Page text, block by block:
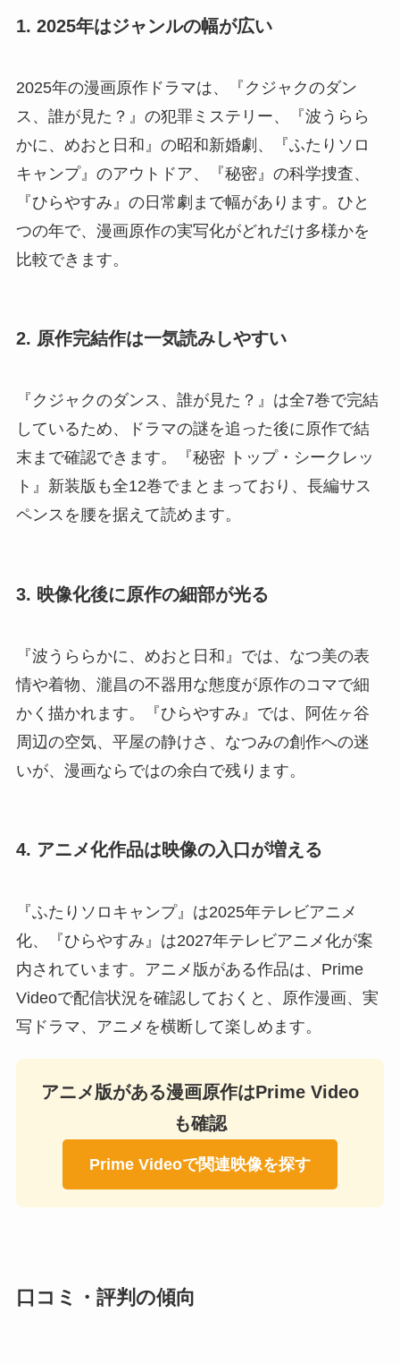
1. 2025年はジャンルの幅が広い
2025年の漫画原作ドラマは、『クジャクのダン
ス、誰が見た？』の犯罪ミステリー、『波うらら
かに、めおと日和』の昭和新婚劇、『ふたりソロ
キャンプ』のアウトドア、『秘密』の科学捜査、
『ひらやすみ』の日常劇まで幅があります。ひと
つの年で、漫画原作の実写化がどれだけ多様かを
比較できます。
2. 原作完結作は一気読みしやすい
『クジャクのダンス、誰が見た？』は全7巻で完結
しているため、ドラマの謎を追った後に原作で結
末まで確認できます。『秘密 トップ・シークレッ
ト』新装版も全12巻でまとまっており、長編サス
ペンスを腰を据えて読めます。
3. 映像化後に原作の細部が光る
『波うららかに、めおと日和』では、なつ美の表
情や着物、瀧昌の不器用な態度が原作のコマで細
かく描かれます。『ひらやすみ』では、阿佐ヶ谷
周辺の空気、平屋の静けさ、なつみの創作への迷
いが、漫画ならではの余白で残ります。
4. アニメ化作品は映像の入口が増える
『ふたりソロキャンプ』は2025年テレビアニメ
化、『ひらやすみ』は2027年テレビアニメ化が案
内されています。アニメ版がある作品は、Prime
Videoで配信状況を確認しておくと、原作漫画、実
写ドラマ、アニメを横断して楽しめます。
アニメ版がある漫画原作はPrime Video
も確認
Prime Videoで関連映像を探す
口コミ・評判の傾向